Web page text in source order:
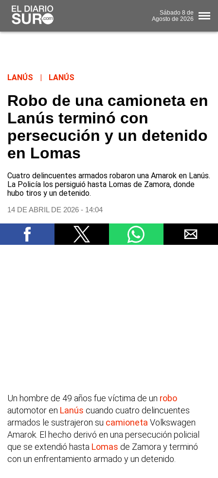
Sábado 8 de
Agosto de 2026
LANÚS LANÚS
Robo de una camioneta en
Lanús terminó con
persecución y un detenido
en Lomas
Cuatro delincuentes armados robaron una Amarok en Lanús.
La Policía los persiguió hasta Lomas de Zamora, donde
hubo tiros y un detenido.
14 DE ABRIL DE 2026 - 14:04
Un hombre de 49 años fue víctima de un robo
automotor en Lanús cuando cuatro delincuentes
armados le sustrajeron su camioneta Volkswagen
Amarok. El hecho derivó en una persecución policial
que se extendió hasta Lomas de Zamora y terminó
con un enfrentamiento armado y un detenido.